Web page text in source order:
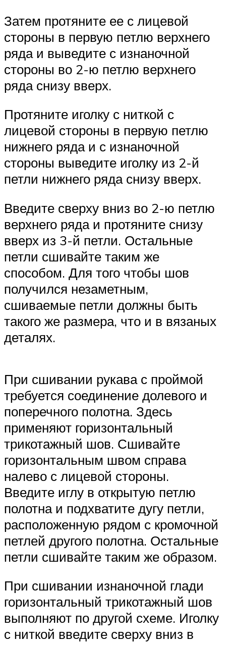
Затем протяните ее с лицевой
стороны в первую петлю верхнего
ряда и выведите с изнаночной
стороны во 2-ю петлю верхнего
ряда снизу вверх.
Протяните иголку с ниткой с
лицевой стороны в первую петлю
нижнего ряда и с изнаночной
стороны выведите иголку из 2-й
петли нижнего ряда снизу вверх.
Введите сверху вниз во 2-ю петлю
верхнего ряда и протяните снизу
вверх из 3-й петли. Остальные
петли сшивайте таким же
способом. Для того чтобы шов
получился незаметным,
сшиваемые петли должны быть
такого же размера, что и в вязаных
деталях.
При сшивании рукава с проймой
требуется соединение долевого и
поперечного полотна. Здесь
применяют горизонтальный
трикотажный шов. Сшивайте
горизонтальным швом справа
налево с лицевой стороны.
Введите иглу в открытую петлю
полотна и подхватите дугу петли,
расположенную рядом с кромочной
петлей другого полотна. Остальные
петли сшивайте таким же образом.
При сшивании изнаночной глади
горизонтальный трикотажный шов
выполняют по другой схеме. Иголку
с ниткой введите сверху вниз в